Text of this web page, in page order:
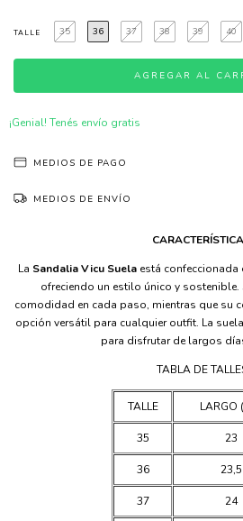
TALLE 35 36 37 38 39 40
¡Genial! Tenés envío gratis
MEDIOS DE PAGO
MEDIOS DE ENVÍO
La Sandalia Vicu Suelaestá confeccionada
ofreciendo un estilo único y
comodidad en cada paso, mientras que su
opción versátil para cualquier outfit. La
para disfrutar de largos
TABLA DE
TALLE LARGO
35 23
36 23,5
37 24